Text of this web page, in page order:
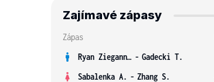
Zajímavé zápasy
Zápas
Ryan Ziegann S. - Gadecki T.
Sabalenka A. - Zhang S.